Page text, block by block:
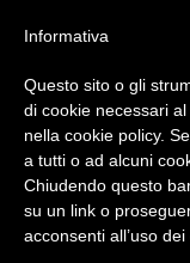
Tutte le categorie
Informativa
Questo sito o gli
di cookie necessari
nella cookie policy.
a tutti o ad alcuni
Chiudendo questo
su un link o
acconsenti all’uso dei